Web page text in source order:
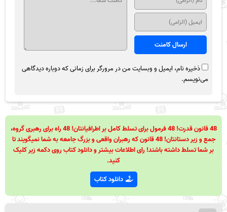
ذخیره نام، ایمیل و وبسایت من در مرورگر برای زمانی که دوباره دیدگاهی
می‌نویسم.
48 قانون قدرت! 48 فرمول برای تسلط کامل بر اطرافیانتان! 48 راه برای رهبری گروه،
جمع و زیر دستانتان! 48 قانون که رهبران واقعی و بزرگ جامعه به شما نمیگویند تا
بر شما تسلط داشته باشند! رای اطلاعات بیشتر و دانلود کتاب روی دکمه زیر کلیک
کنید.
دانلود کتاب